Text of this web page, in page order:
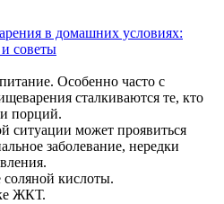
в домашних условиях:
советы
Особенно часто с
сталкиваются те, кто
порций.
ситуации может проявиться
заболевание, нередки
кислоты.
ЖКТ.